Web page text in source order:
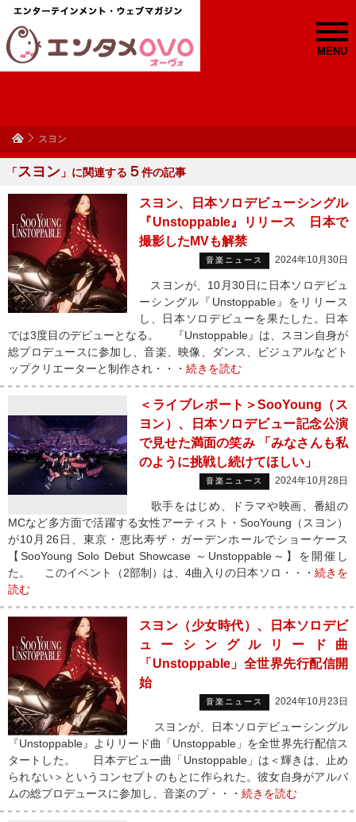
MENU
スヨン
「スヨン 」に関連する ５件の記事
スヨン、日本ソロデビューシングル
『Unstoppable』リリース 日本で
撮影したMVも解禁
音楽ニュース 2024年10月30日
スヨンが、10月30日に日本ソロデビュ
ーシングル『Unstoppable』をリリース
し、日本ソロデビューを果たした。日本
では3度目のデビューとなる。 『Unstoppable』は、スヨン自身が
総プロデュースに参加し、音楽、映像、ダンス、ビジュアルなどト
ップクリエーターと制作され・・・ 続きを読む
＜ライブレポート＞SooYoung（ス
ヨン）、日本ソロデビュー記念公演
で見せた満面の笑み 「みなさんも私
のように挑戦し続けてほしい」
音楽ニュース 2024年10月28日
歌手をはじめ、ドラマや映画、番組の
MCなど多方面で活躍する女性アーティスト・SooYoung（スヨン）
が10月26日、東京・恵比寿ザ・ガーデンホールでショーケース
【SooYoung Solo Debut Showcase ～Unstoppable～】を開催し
た。 このイベント（2部制）は、4曲入りの日本ソロ・・・ 続きを
読む
スヨン（少女時代）、日本ソロデビ
ューシングルリード曲
「Unstoppable」全世界先行配信開
始
音楽ニュース 2024年10月23日
スヨンが、日本ソロデビューシングル
『Unstoppable』よりリード曲「Unstoppable」を全世界先行配信ス
タートした。 日本デビュー曲「Unstoppable」は＜輝きは、止め
られない＞というコンセプトのもとに作られた。彼女自身がアルバ
ムの総プロデュースに参加し、音楽のプ・・・ 続きを読む